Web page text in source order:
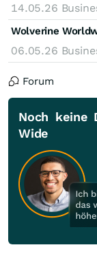
14.05.26
Wolverine
06.05.26
Forum
Noch keine
Wide